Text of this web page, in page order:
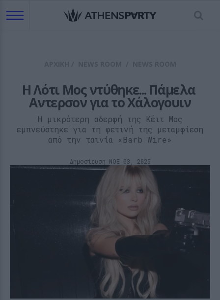
Η Λότι Μος ντύθηκε... Πάμελα
Αντερσον για το Χάλογουιν
Η μικρότερη αδερφή της Κέιτ Μος
εμπνεύστηκε για τη φετινή της μεταμφίεση
από την ταινία «Barb Wire»
Δημοσίευση ΝΟE 03, 2025